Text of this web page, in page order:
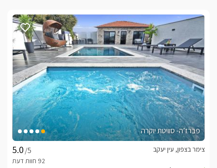
פברז’ה- סוויטת יוקרה
/5
צימר בצפון, עין יעקב